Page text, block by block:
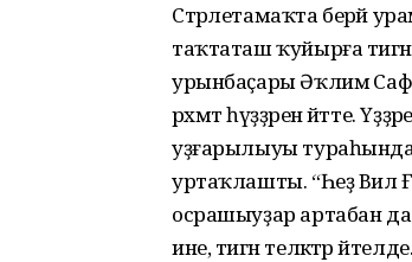
Стәрлетамаҡта берәй
таҡтаташ ҡуйырға
урынбаҫары Әҡлимә
рәхмәт һүҙҙәрен әйтте.
уҙғарылыуы тураһында
уртаҡлашты. “Һеҙ Вил
осрашыуҙар артабан
ине, тигән теләктәр әйтелде.